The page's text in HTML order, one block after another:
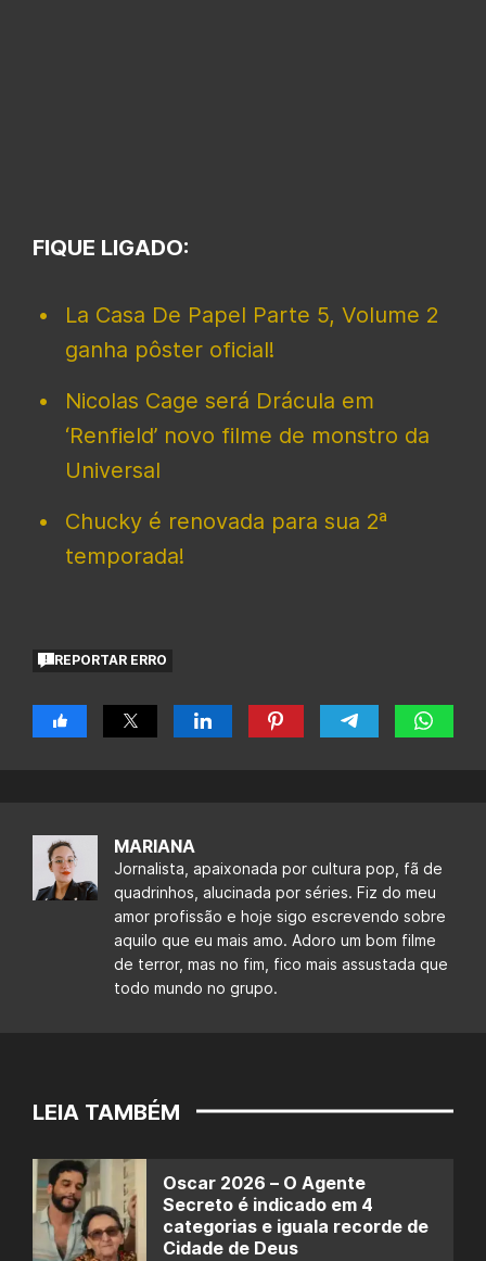
FIQUE LIGADO:
La Casa De Papel Parte 5, Volume 2
ganha pôster oficial!
Nicolas Cage será Drácula em
‘Renfield’ novo filme de monstro da
Universal
Chucky é renovada para sua 2ª
temporada!
REPORTAR ERRO
MARIANA
Jornalista, apaixonada por cultura pop, fã de
quadrinhos, alucinada por séries. Fiz do meu
amor profissão e hoje sigo escrevendo sobre
aquilo que eu mais amo. Adoro um bom filme
de terror, mas no fim, fico mais assustada que
todo mundo no grupo.
LEIA TAMBÉM
Oscar 2026 – O Agente
Secreto é indicado em 4
categorias e iguala recorde de
Cidade de Deus